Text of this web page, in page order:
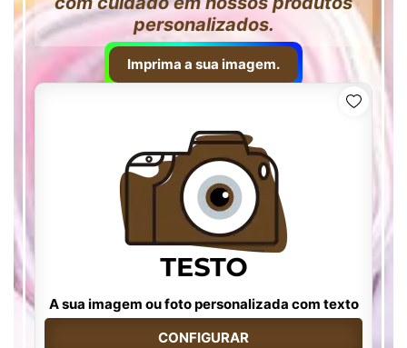
personalizados.
Imprima a sua imagem.
A sua imagem ou foto personalizada com texto
CONFIGURAR